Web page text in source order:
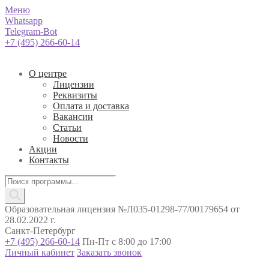
Меню
Whatsapp
Telegram-Bot
+7 (495) 266-60-14
О центре
Лицензии
Реквизиты
Оплата и доставка
Вакансии
Статьи
Новости
Акции
Контакты
Поиск
товаров
Образовательная лицензия №Л035-01298-77/00179654 от
28.02.2022 г.
Санкт-Петербург
+7 (495) 266-60-14 Пн-Пт с 8:00 до 17:00
Личный кабинет Заказать звонок